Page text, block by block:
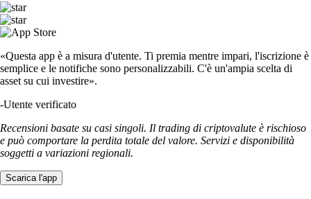
«Questa app è a misura d'utente. Ti premia mentre impari, l'iscrizione è
semplice e le notifiche sono personalizzabili. C'è un'ampia scelta di
asset su cui investire».
-Utente verificato
Recensioni basate su casi singoli. Il trading di criptovalute è rischioso
e può comportare la perdita totale del valore. Servizi e disponibilità
soggetti a variazioni regionali.
Scarica l'app